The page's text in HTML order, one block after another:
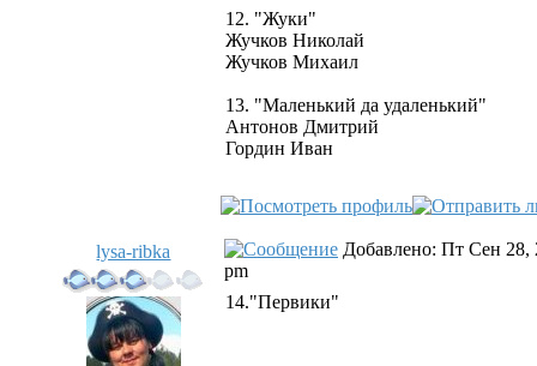
12. "Жуки"
Жучков Николай
Жучков Михаил
13. "Маленький да удаленький"
Антонов Дмитрий
Гордин Иван
lysa-ribka
Добавлено: Пт Сен 28,
pm
14."Первики"